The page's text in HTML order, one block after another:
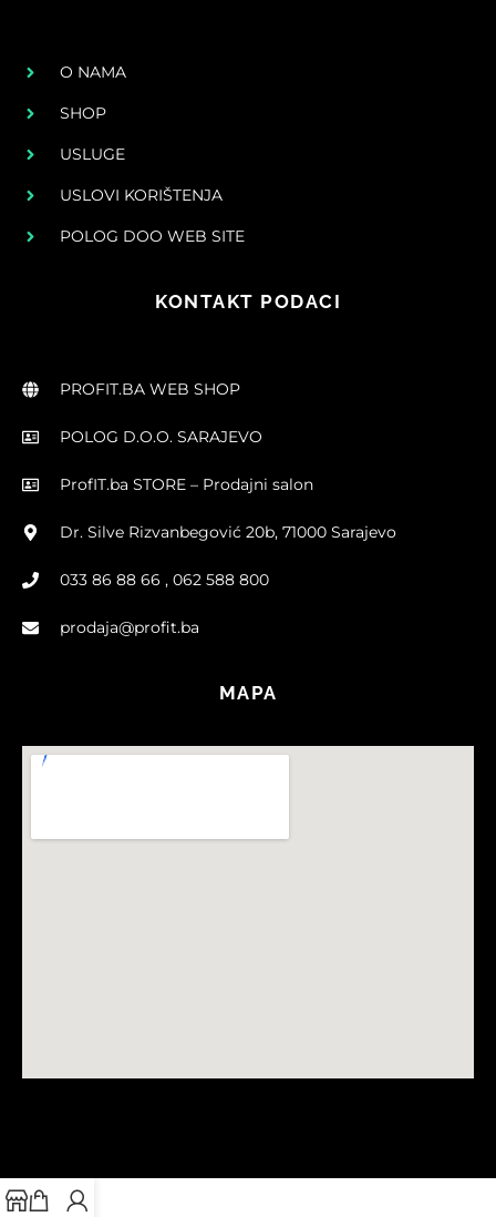
O NAMA
SHOP
USLUGE
USLOVI KORIŠTENJA
POLOG DOO WEB SITE
KONTAKT PODACI
PROFIT.BA WEB SHOP
POLOG D.O.O. SARAJEVO
ProfIT.ba STORE – Prodajni salon
Dr. Silve Rizvanbegović 20b, 71000 Sarajevo
033 86 88 66 , 062 588 800
prodaja@profit.ba
MAPA